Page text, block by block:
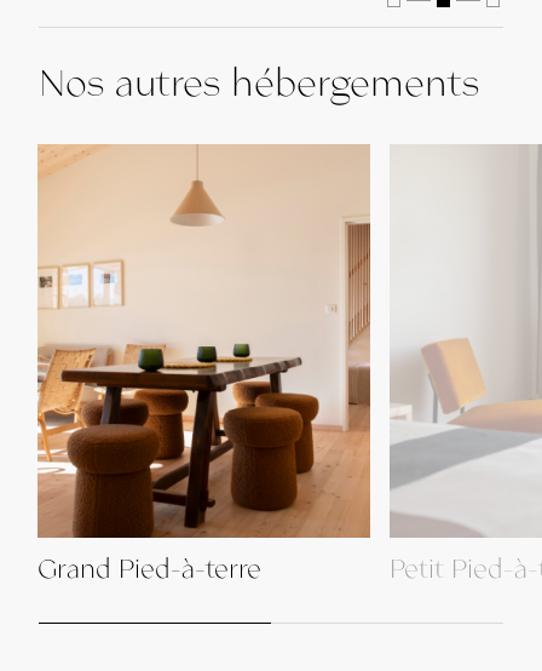
Nos autres hébergements
Grand Pied-à-terre Petit Pied-